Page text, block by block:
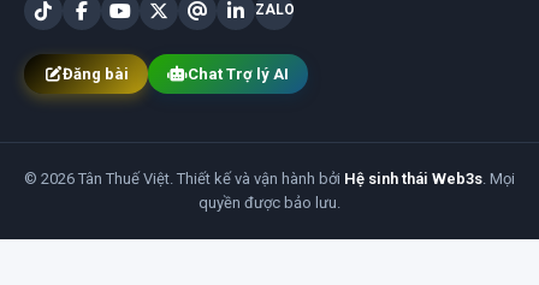
ZALO
Đăng bài Chat Trợ lý AI
© 2026 Tân Thuế Việt. Thiết kế và vận hành bởi Hệ sinh thái Web3s . Mọi
quyền được bảo lưu.